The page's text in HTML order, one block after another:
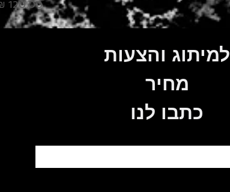
מחיר
למיתוג והצעות
מחיר
כתבו לנו